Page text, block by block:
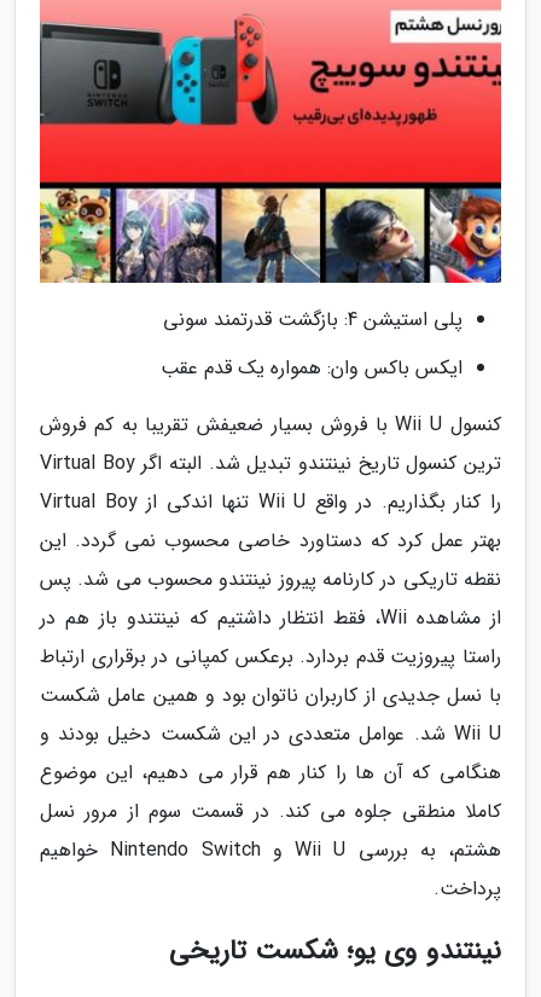
پلی استیشن 4: بازگشت قدرتمند سونی
ایکس باکس وان: همواره یک قدم عقب
کنسول Wii U با فروش بسیار ضعیفش تقریبا به کم فروش
ترین کنسول تاریخ نینتندو تبدیل شد. البته اگر Virtual Boy
را کنار بگذاریم. در واقع Wii U تنها اندکی از Virtual Boy
بهتر عمل کرد که دستاورد خاصی محسوب نمی گردد. این
نقطه تاریکی در کارنامه پیروز نینتندو محسوب می شد. پس
از مشاهده Wii، فقط انتظار داشتیم که نینتندو باز هم در
راستا پیروزیت قدم بردارد. برعکس کمپانی در برقراری ارتباط
با نسل جدیدی از کاربران ناتوان بود و همین عامل شکست
Wii U شد. عوامل متعددی در این شکست دخیل بودند و
هنگامی که آن ها را کنار هم قرار می دهیم، این موضوع
کاملا منطقی جلوه می کند. در قسمت سوم از مرور نسل
هشتم، به بررسی Wii U و Nintendo Switch خواهیم
پرداخت.
نینتندو وی یو؛ شکست تاریخی